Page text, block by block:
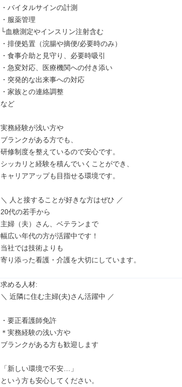
・バイタルサインの計測
・服薬管理
└血糖測定やインスリン注射含む
・排便処置（浣腸や摘便/必要時のみ）
・食事介助と見守り、必要時吸引
・急変対応、医療機関への付き添い
・突発的な出来事への対応
・家族との連絡調整
など
実務経験が浅い方や
ブランクがある方でも、
研修制度を整えているので安心です。
シッカリと経験を積んでいくことができ、
キャリアアップも目指せる環境です。
＼ 人と接することが好きな方はぜひ ／
20代の若手から
主婦（夫）さん、ベテランまで
幅広い年代の方が活躍中です！
当社では技術よりも
寄り添った看護・介護を大切にしています。
求める人材:
＼ 近隣に住む主婦(夫)さん活躍中 ／
・要正看護師免許
＊実務経験の浅い方や
ブランクがある方も歓迎します
「新しい環境で不安…」
という方も安心してください。